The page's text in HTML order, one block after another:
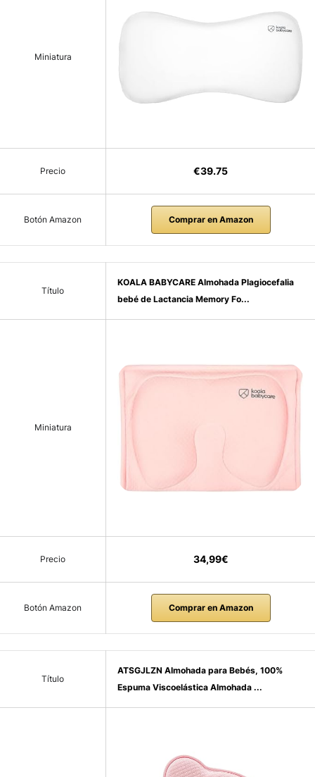
Miniatura
Precio €39.75
Botón Amazon Comprar en Amazon
Título
KOALA BABYCARE Almohada Plagiocefalia
bebé de Lactancia Memory Fo...
Miniatura
Precio 34,99€
Botón Amazon Comprar en Amazon
Título
ATSGJLZN Almohada para Bebés, 100%
Espuma Viscoelástica Almohada ...